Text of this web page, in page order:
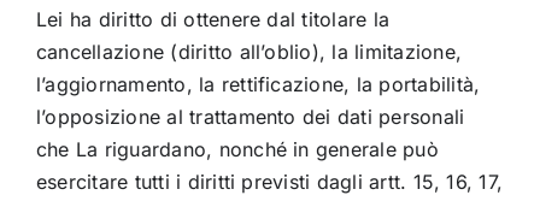
Lei ha diritto di ottenere dal titolare la
cancellazione (diritto all’oblio), la limitazione,
l’aggiornamento, la rettificazione, la portabilità,
l’opposizione al trattamento dei dati personali
che La riguardano, nonché in generale può
esercitare tutti i diritti previsti dagli artt. 15, 16, 17,